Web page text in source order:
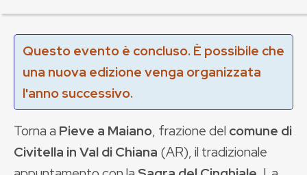
Questo evento è concluso. È possibile che
una nuova edizione venga organizzata
l'anno successivo.
Torna a Pieve a Maiano, frazione del comune di
Civitella in Val di Chiana (AR), il tradizionale